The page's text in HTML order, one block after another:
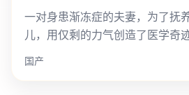
一对身患渐冻症的夫妻，为了抚
儿，用仅剩的力气创造了医学奇迹
国产